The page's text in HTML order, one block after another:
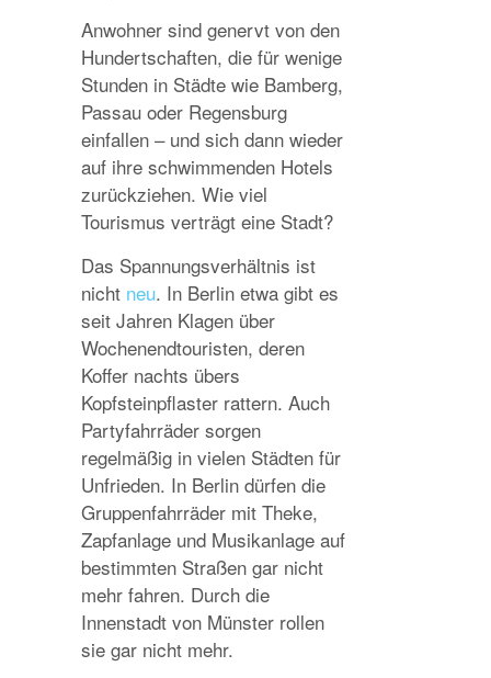
Anwohner sind genervt von den
Hundertschaften, die für wenige
Stunden in Städte wie Bamberg,
Passau oder Regensburg
einfallen – und sich dann wieder
auf ihre schwimmenden Hotels
zurückziehen. Wie viel
Tourismus verträgt eine Stadt?
Das Spannungsverhältnis ist
nicht neu. In Berlin etwa gibt es
seit Jahren Klagen über
Wochenendtouristen, deren
Koffer nachts übers
Kopfsteinpflaster rattern. Auch
Partyfahrräder sorgen
regelmäßig in vielen Städten für
Unfrieden. In Berlin dürfen die
Gruppenfahrräder mit Theke,
Zapfanlage und Musikanlage auf
bestimmten Straßen gar nicht
mehr fahren. Durch die
Innenstadt von Münster rollen
sie gar nicht mehr.